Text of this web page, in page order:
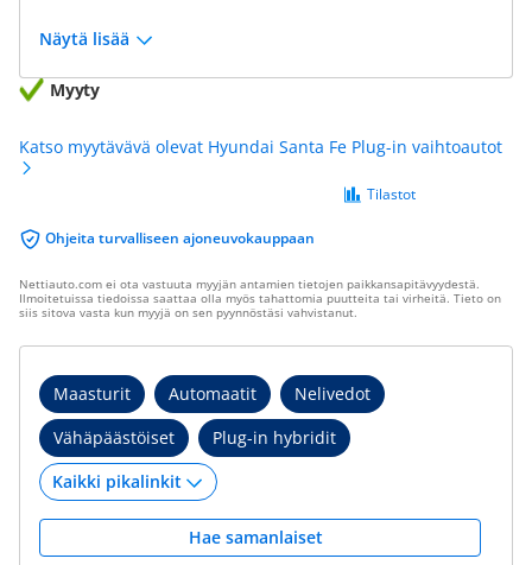
Näytä lisää
Myyty
Katso myytävävä olevat Hyundai Santa Fe Plug-in vaihtoautot
Ohjeita turvalliseen ajoneuvokauppaan
Tilastot
Nettiauto.com ei ota vastuuta myyjän antamien tietojen paikkansapitävyydestä.
Ilmoitetuissa tiedoissa saattaa olla myös tahattomia puutteita tai virheitä. Tieto on
siis sitova vasta kun myyjä on sen pyynnöstäsi vahvistanut.
Maasturit Automaatit
Nelivedot
Vähäpäästöiset
Plug-in hybridit
Hae samanlaiset